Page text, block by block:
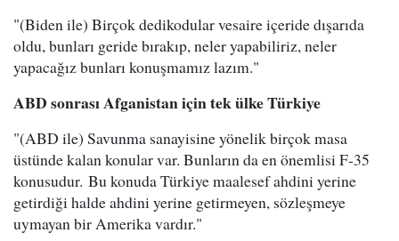
"(Biden ile) Birçok dedikodular vesaire içeride dışarıda
oldu, bunları geride bırakıp, neler yapabiliriz, neler
yapacağız bunları konuşmamız lazım."
ABD sonrası Afganistan için tek ülke Türkiye
"(ABD ile) Savunma sanayisine yönelik birçok masa
üstünde kalan konular var. Bunların da en önemlisi F-35
konusudur. Bu konuda Türkiye maalesef ahdini yerine
getirdiği halde ahdini yerine getirmeyen, sözleşmeye
uymayan bir Amerika vardır."